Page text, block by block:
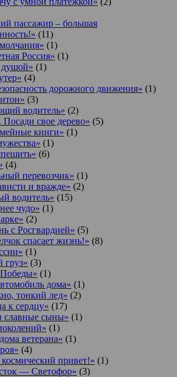
пассажир – большая
(11)
(1)
Россия» (1)
(1)
(4)
дорожного движения» (1)
(3)
водитель» (2)
свое дерево» (5)
книги» (1)
(1)
(6)
(4)
перевозчик» (1)
и вражде» (2)
водитель» (15)
чудо» (1)
(2)
с Росгвардией» (5)
спасает жизнь!» (8)
(1)
груз» (3)
(1)
дома» (1)
тонкий лед» (2)
к сердцу» (17)
славные сыны» (1)
(1)
ветерана» (1)
(4)
привет!» (1)
— Светофор» (3)